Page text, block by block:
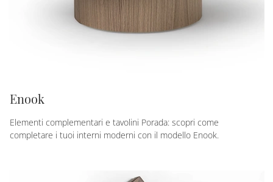
Enook
Elementi complementari e tavolini Porada: scopri come
completare i tuoi interni moderni con il modello Enook.